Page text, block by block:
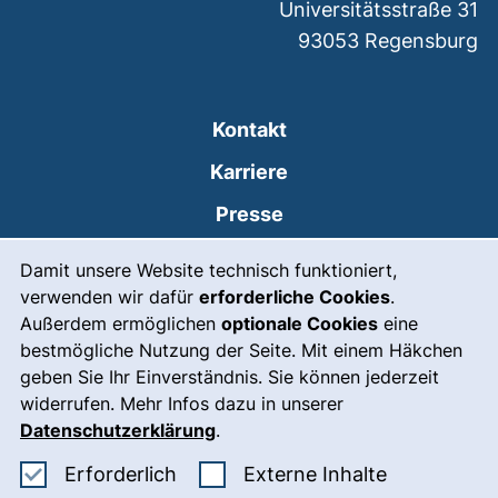
Damit unsere Website technisch funktioniert,
verwenden wir dafür erforderliche Cookies.
Außerdem ermöglichen optionale Cookies eine
bestmögliche Nutzung der Seite. Mit einem Häkchen
geben Sie Ihr Einverständnis. Sie können jederzeit
widerrufen. Mehr Infos dazu in unserer
Datenschutzerklärung.
Erforderlich Erforderliche Cookies akzeptieren
Externe Inhalte: Externe
Kontakt
Karriere
Presse
Leichte Sprache
Gebärdensprache
Notfall(externer Link, öffnet
Impressum
Barrierefreiheit
Universitätsstraße 31
93053 Regensburg